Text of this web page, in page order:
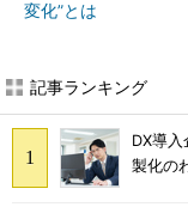
変化”とは
記事ランキング
DX導
製化の